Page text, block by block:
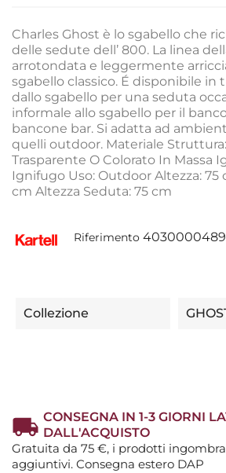
Charles Ghost è lo sgabello che
delle sedute dell’ 800. La linea
arrotondata e leggermente
sgabello classico. É disponibile in
dallo sgabello per una seduta
informale allo sgabello per il
bancone bar. Si adatta ad
quelli outdoor. Materiale
Trasparente O Colorato In Massa
Ignifugo Uso: Outdoor Altezza:
cm Altezza Seduta: 75 cm
Riferimento
Collezione
CONSEGNA IN 1-3 GIORNI
DALL'ACQUISTO
Gratuita da 75 €, i prodotti
aggiuntivi. Consegna estero DAP